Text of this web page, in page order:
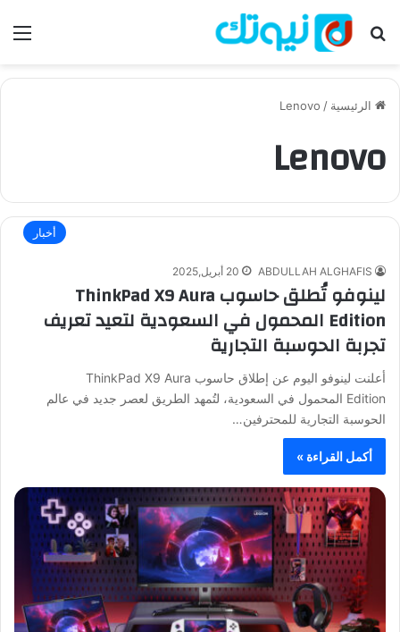
بحث عن
الرئيسية /
Lenovo
Lenovo
أخبار
ABDULLAH ALGHAFIS 20 أبريل,2025
لينوفو تُطلق حاسوب ThinkPad X9 Aura
Edition المحمول في السعودية لتعيد تعريف
تجربة الحوسبة التجارية
أعلنت لينوفو اليوم عن إطلاق حاسوب ThinkPad X9 Aura
Edition المحمول في السعودية، لتُمهد الطريق لعصر جديد في عالم
الحوسبة التجارية للمحترفين…
أكمل القراءة »